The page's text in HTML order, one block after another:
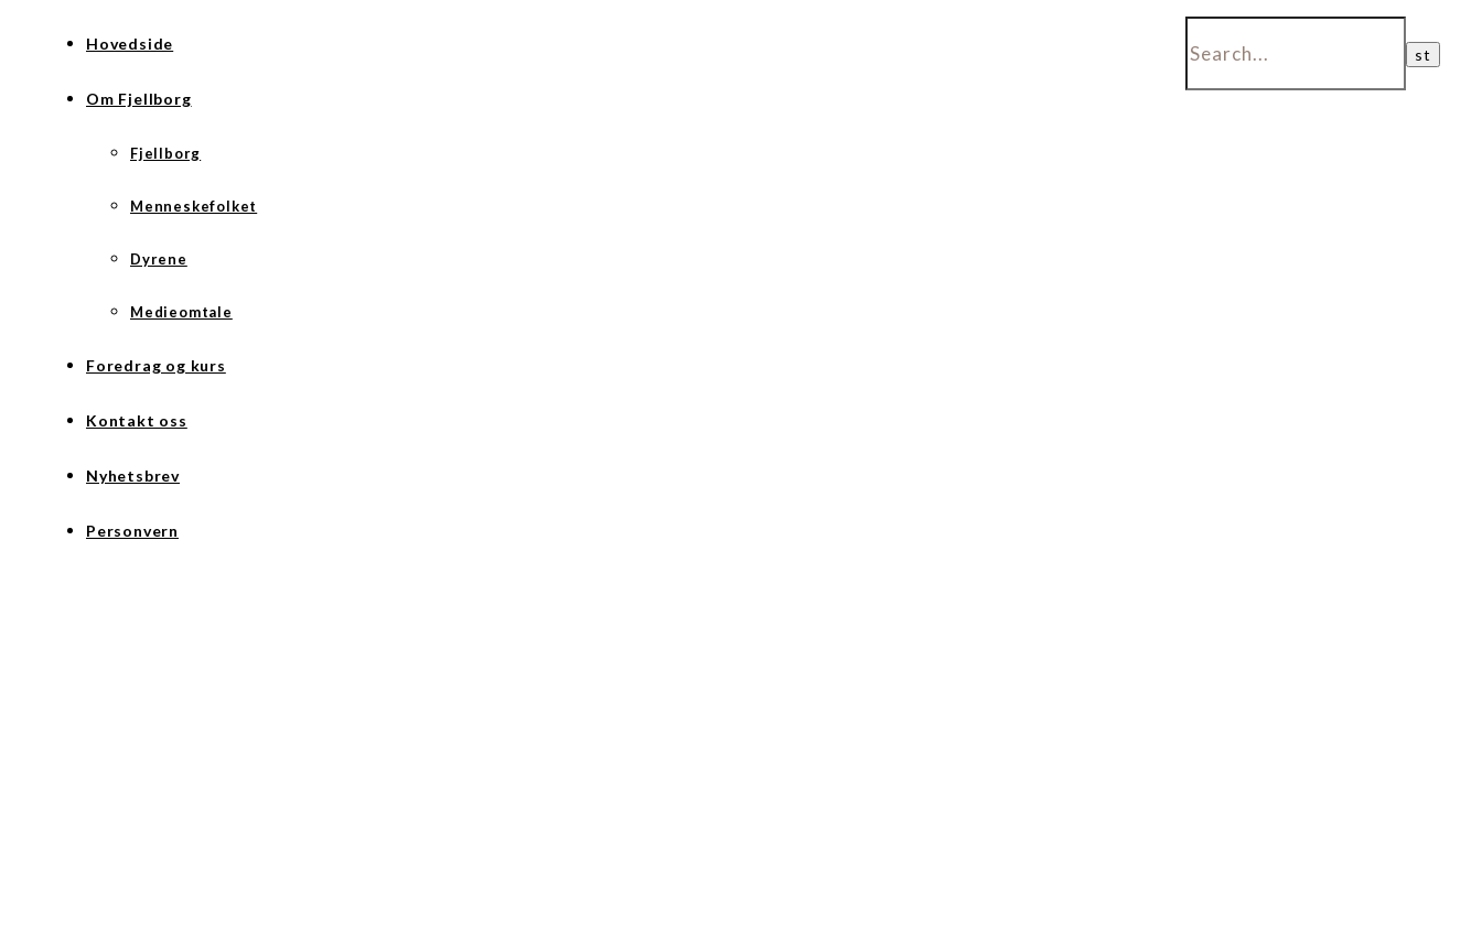
Hovedside
Om Fjellborg
Fjellborg
Menneskefolket
Dyrene
Medieomtale
Foredrag og kurs
Kontakt oss
Nyhetsbrev
Personvern